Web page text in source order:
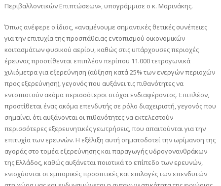
Περιβαλλοντικών Επιπτώσεων», υπογράμμισε ο κ. Μαρινάκης.
Όπως ανέφερε ο ίδιος, «αναμένουμε σημαντικές θετικές συνέπειες
για την επιτυχία της προσπάθειας εντοπισμού οικονομικών
κοιτασμάτων φυσικού αερίου, καθώς στις υπάρχουσες περιοχές
έρευνας προστίθενται επιπλέον περίπου 11.000 τετραγωνικά
χιλιόμετρα για εξερεύνηση (αύξηση κατά 25% των ενεργών περιοχών
προς εξερεύνηση), γεγονός που αυξάνει τις πιθανότητες να
εντοπιστούν ακόμα περισσότεροι στόχοι ενδιαφέροντος. Επιπλέον,
προστίθεται ένας ακόμα επενδυτής σε ρόλο διαχειριστή, γεγονός που
σημαίνει ότι αυξάνονται οι πιθανότητες να εκτελεστούν
περισσότερες εξερευνητικές γεωτρήσεις, που απαιτούνται για την
επιτυχία των ερευνών. Η εξέλιξη αυτή σηματοδοτεί την ωρίμανση της
αγοράς στο τομέα εξερεύνησης και παραγωγής υδρογονανθράκων
της Ελλάδος, καθώς αυξάνεται ποιοτικά το επίπεδο των ερευνών,
ενισχύονται οι εμπορικές προοπτικές και επιλογές των επενδυτών